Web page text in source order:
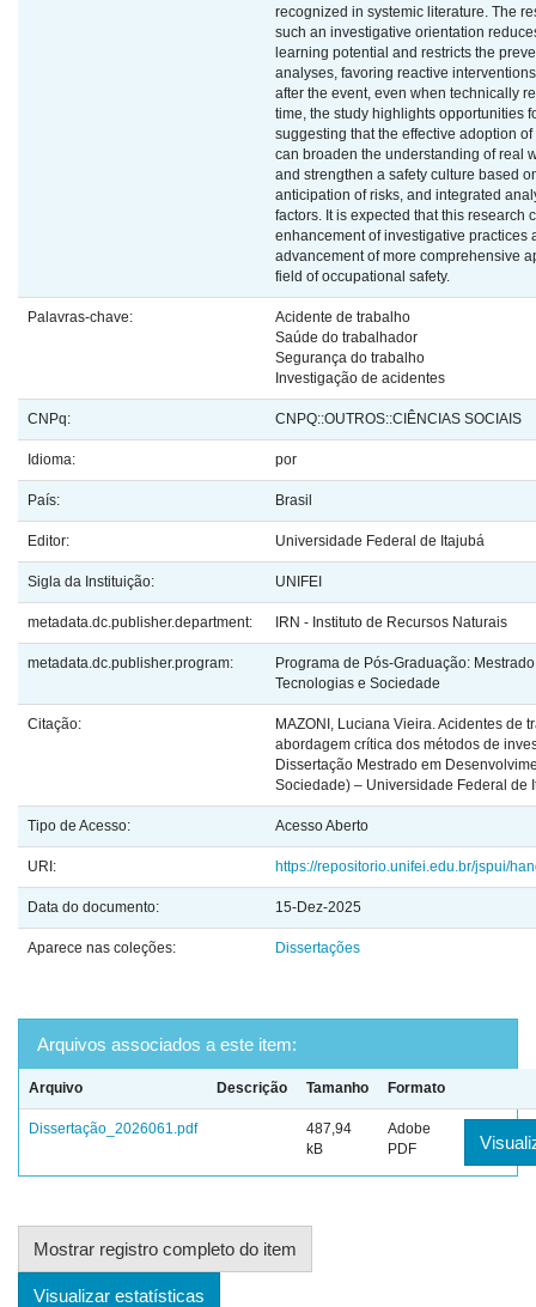
recognized in systemic literature. The
such an investigative orientation
learning potential and restricts the
analyses, favoring reactive
after the event, even when technically
time, the study highlights opportunities
suggesting that the effective adoption
can broaden the understanding of real
and strengthen a safety culture based
anticipation of risks, and integrated
factors. It is expected that this research
enhancement of investigative practices
advancement of more comprehensive
field of occupational safety.
Palavras-chave:
Acidente de trabalho
Saúde do trabalhador
Segurança do trabalho
Investigação de acidentes
CNPq: CNPQ::OUTROS::CIÊNCIAS SOCIAIS
Idioma: por
País: Brasil
Editor: Universidade Federal de Itajubá
Sigla da Instituição: UNIFEI
metadata.dc.publisher.department: IRN - Instituto de Recursos Naturais
metadata.dc.publisher.program:
Programa de Pós-Graduação:
Tecnologias e Sociedade
Citação:
MAZONI, Luciana Vieira. Acidentes de
abordagem crítica dos métodos de
Dissertação Mestrado em
Sociedade) – Universidade Federal de
Tipo de Acesso: Acesso Aberto
URI: https://repositorio.unifei.edu.br/jspui/
Data do documento: 15-Dez-2025
Aparece nas coleções: Dissertações
Arquivos associados a este item:
Arquivo Descrição Tamanho Formato
Dissertação_2026061.pdf
487,94
kB
Adobe
PDF
Mostrar registro completo do item
Visualizar estatísticas